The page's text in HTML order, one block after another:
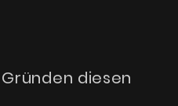
diesen